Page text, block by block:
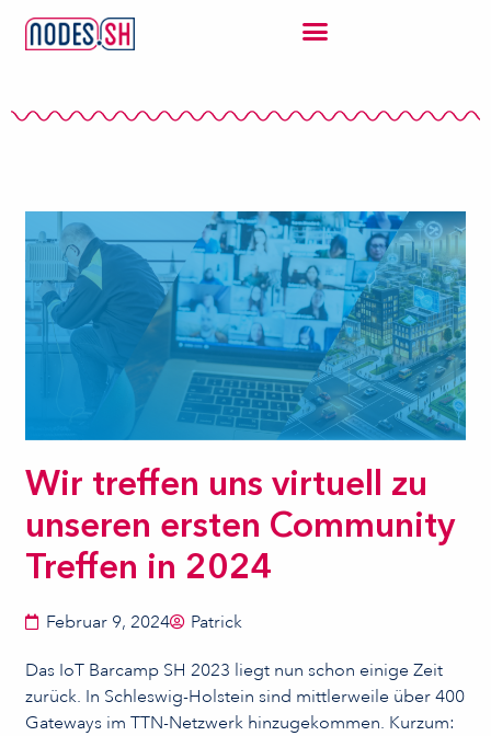
Wir treffen uns virtuell zu
unseren ersten Community
Treffen in 2024
Februar 9, 2024 Patrick
Das IoT Barcamp SH 2023 liegt nun schon einige Zeit
zurück. In Schleswig-Holstein sind mittlerweile über 400
Gateways im TTN-Netzwerk hinzugekommen. Kurzum: